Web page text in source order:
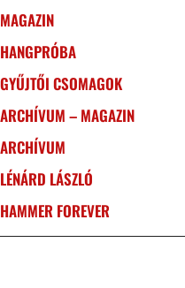
MAGAZIN
HANGPRÓBA
GYŰJTŐI CSOMAGOK
ARCHÍVUM – MAGAZIN
ARCHÍVUM
LÉNÁRD LÁSZLÓ
HAMMER FOREVER